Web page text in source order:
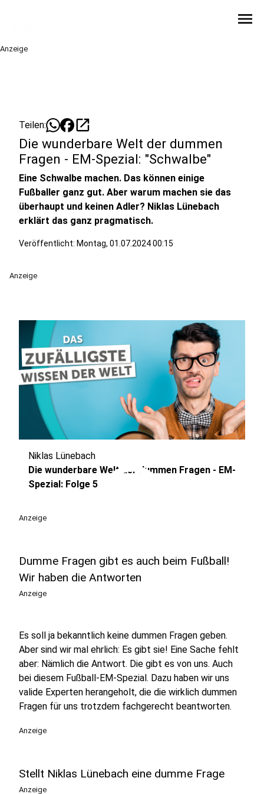
menu
Anzeige
Teilen: open_in_new
Die wunderbare Welt der dummen
Fragen - EM-Spezial: "Schwalbe"
Eine Schwalbe machen. Das können einige
Fußballer ganz gut. Aber warum machen sie das
überhaupt und keinen Adler? Niklas Lünebach
erklärt das ganz pragmatisch.
Veröffentlicht: Montag, 01.07.2024 00:15
Anzeige
play_circle
Niklas Lünebach
Die wunderbare Welt der dummen Fragen - EM-
Spezial: Folge 5
Anzeige
Dumme Fragen gibt es auch beim Fußball!
Wir haben die Antworten
Anzeige
Es soll ja bekanntlich keine dummen Fragen geben.
Aber sind wir mal ehrlich: Es gibt sie! Eine Sache fehlt
aber: Nämlich die Antwort. Die gibt es von uns. Auch
bei diesem Fußball-EM-Spezial. Dazu haben wir uns
valide Experten herangeholt, die die wirklich dummen
Fragen für uns trotzdem fachgerecht beantworten.
Anzeige
Stellt Niklas Lünebach eine dumme Frage
Anzeige